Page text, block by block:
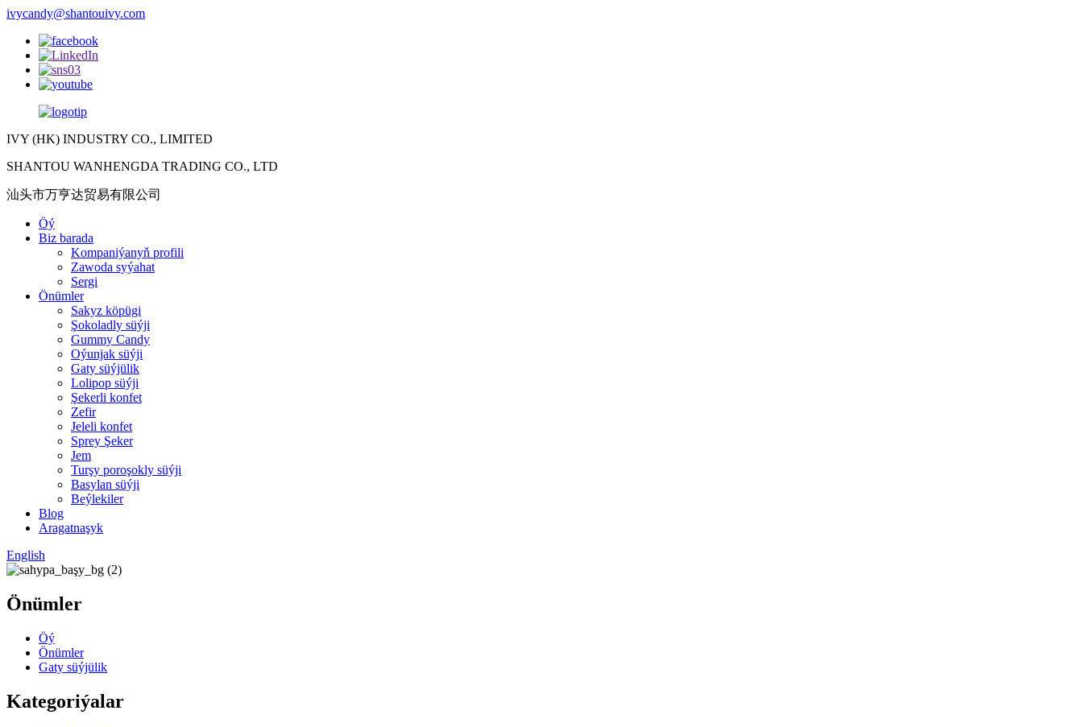
ivycandy@shantouivy.com
IVY (HK) INDUSTRY CO., LIMITED
SHANTOU WANHENGDA TRADING CO., LTD
汕头市万亨达贸易有限公司
Öý
Biz barada
Kompaniýanyň profili
Zawoda syýahat
Sergi
Önümler
Sakyz köpügi
Şokoladly süýji
Gummy Candy
Oýunjak süýji
Gaty süýjülik
Lolipop süýji
Şekerli konfet
Zefir
Jeleli konfet
Sprey Şeker
Jem
Turşy poroşokly süýji
Basylan süýji
Beýlekiler
Blog
Aragatnaşyk
English
Önümler
Öý
Önümler
Gaty süýjülik
Kategoriýalar